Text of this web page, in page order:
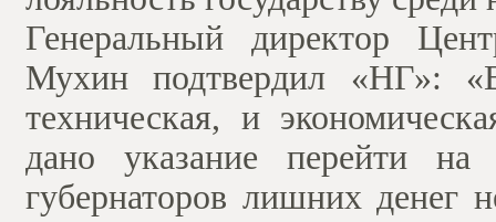
Генеральный директор
Мухин подтвердил «НГ»:
техническая, и
дано указание перейти
губернаторов лишних денег